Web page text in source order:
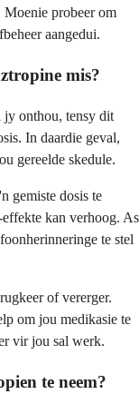
probeer om
aangedui.
mis?
jy onthou, tensy dit
In daardie geval,
gereelde skedule.
gemiste dosis te
kan verhoog. As
te stel
of vererger.
om jou medikasie te
vir jou sal werk.
te neem?